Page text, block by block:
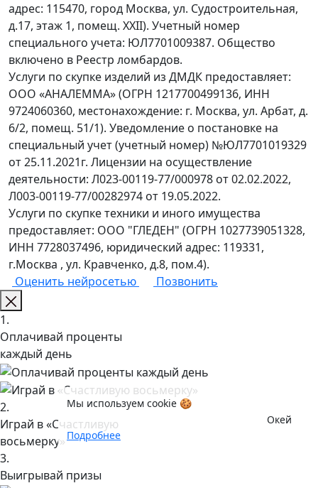
адрес: 115470, город Москва, ул. Судостроительная,
д.17, этаж 1, помещ. XXII). Учетный номер
специального учета: ЮЛ7701009387. Общество
включено в Реестр ломбардов.
Услуги по скупке изделий из ДМДК предоставляет:
ООО «АНАЛЕММА» (ОГРН 1217700499136, ИНН
9724060360, местонахождение: г. Москва, ул. Арбат, д.
6/2, помещ. 51/1). Уведомление о постановке на
специальный учет (учетный номер) №ЮЛ7701019329
от 25.11.2021г. Лицензии на осуществление
деятельности: Л023-00119-77/000978 от 02.02.2022,
Л003-00119-77/00282974 от 19.05.2022.
Услуги по скупке техники и иного имущества
предоставляет: ООО "ГЛЕДЕН" (ОГРН 1027739051328,
ИНН 7728037496, юридический адрес: 119331,
г.Москва , ул. Кравченко, д.8, пом.4).
Оценить нейросетью
Позвонить
Мы используем cookie 🍪
Подробнее
Окей
1.
Оплачивай проценты
каждый день
2.
Играй в «Счастливую
восьмерку»
3.
Выигрывай призы